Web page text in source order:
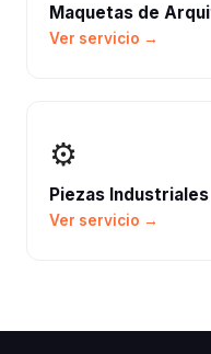
Maquetas de
Ver servicio →
⚙️
Piezas Industriales
Ver servicio →